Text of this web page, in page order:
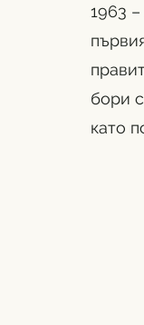
1963
бори
като